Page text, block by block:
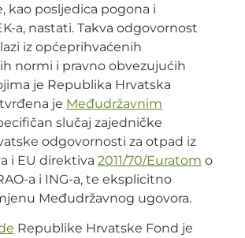
kao posljedica pogona i
a, nastati. Takva odgovornost
iz općeprihvaćenih
normi i pravno obvezujućih
je Republika Hrvatska
je Međudržavnim
slučaj zajedničke
odgovornosti za otpad iz
i EU direktiva 2011/70/Euratom o
a i ING-a, te eksplicitno
Međudržavnog ugovora.
Republike Hrvatske Fond je